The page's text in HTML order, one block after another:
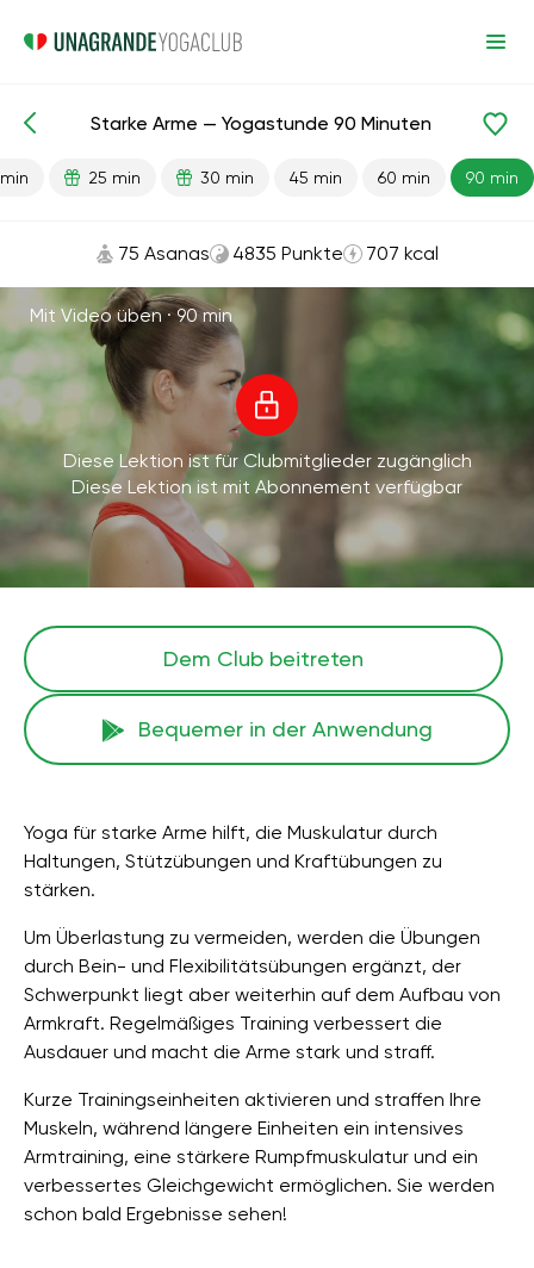
Fertige Lektionen Stärke Hände
Starke Arme — Yogastunde 90 Minuten
25 min 30 min 45 min 60 min 90 min
75 Asanas 4835 Punkte 707 kcal
Mit Video üben · 90 min
Diese Lektion ist für Clubmitglieder zugänglich
Diese Lektion ist mit Abonnement verfügbar
Dem Club beitreten
Bequemer in der Anwendung
Yoga für starke Arme hilft, die Muskulatur durch
Haltungen, Stützübungen und Kraftübungen zu
stärken.
Um Überlastung zu vermeiden, werden die Übungen
durch Bein- und Flexibilitätsübungen ergänzt, der
Schwerpunkt liegt aber weiterhin auf dem Aufbau von
Armkraft. Regelmäßiges Training verbessert die
Ausdauer und macht die Arme stark und straff.
Kurze Trainingseinheiten aktivieren und straffen Ihre
Muskeln, während längere Einheiten ein intensives
Armtraining, eine stärkere Rumpfmuskulatur und ein
verbessertes Gleichgewicht ermöglichen. Sie werden
schon bald Ergebnisse sehen!